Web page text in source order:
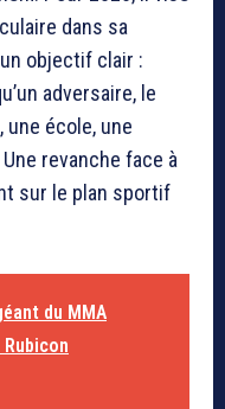
dans sa
objectif clair :
adversaire, le
une école, une
revanche face à
sur le plan sportif
du MMA